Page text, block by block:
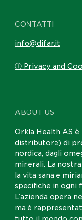
ABOUT US
Orkla Health AS è
distributore) di
nordica, dagli
minerali. La
la vita sana e
specifiche in ogni
L’azienda opera
ma è
tutto il mondo
CONTATTI
info@difar.it
ⓘ Privacy and